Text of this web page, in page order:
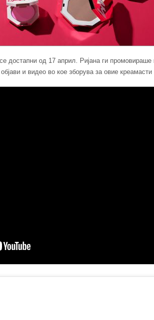
достапни од 17 април. Ријана ги промовираше
и видео во кое зборува за овие креамасти